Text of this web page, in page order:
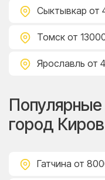
Сыктывкар от
Томск от
Ярославль от
Популярные
город Киров
Гатчина от